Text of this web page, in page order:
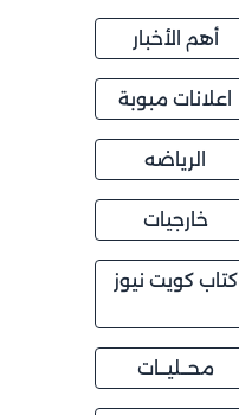
أهم الأخبار
اعلانات مبوبة
الرياضه
خارجيات
كتاب كويت نيوز
محــليــات